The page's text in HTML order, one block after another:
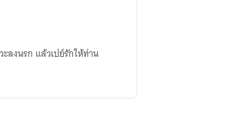
ลงนรก แล้วเปย์รักให้ท่าน